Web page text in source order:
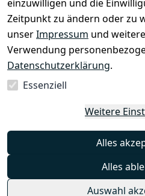
einzuwilligen und die
Zeitpunkt zu ändern oder zu
unserImpressum und
Verwendung
Datenschutzerklärung.
Essenziell
Weitere
Alles
Alles
Auswahl
rmular
Barrierefreihe
itserklärung
widerrufen